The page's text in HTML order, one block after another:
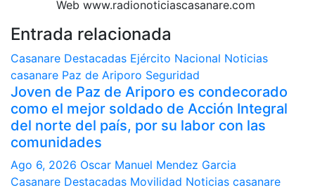
Web www.radionoticiascasanare.com
Entrada relacionada
Casanare Destacadas Ejército Nacional Noticias
casanare Paz de Ariporo Seguridad
Joven de Paz de Ariporo es condecorado
como el mejor soldado de Acción Integral
del norte del país, por su labor con las
comunidades
Ago 6, 2026 Oscar Manuel Mendez Garcia
Casanare Destacadas Movilidad Noticias casanare